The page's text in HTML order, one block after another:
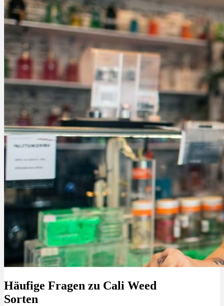
Häufige Fragen zu Cali Weed
Sorten